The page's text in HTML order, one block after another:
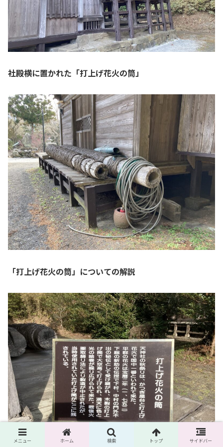
社殿横に置かれた「打上げ花火の筒」
「打上げ花火の筒」についての解説
メニュー ホーム 検索 トップ サイドバー